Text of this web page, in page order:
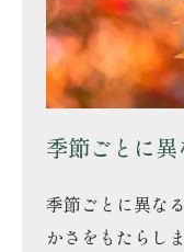
季節ごとに
季節ごとに異な
かさをもたらし